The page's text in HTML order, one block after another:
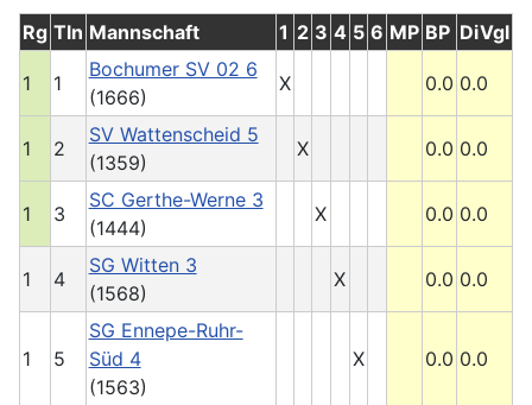
Rg Tln Mannschaft 1 2 3 4 5 6 MP BP DiVgl
1 1
Bochumer SV 02 6
(1666)
X 0.0 0.0
1 2
SV Wattenscheid 5
(1359)
X 0.0 0.0
1 3
SC Gerthe-Werne 3
(1444)
X 0.0 0.0
1 4
SG Witten 3
(1568)
X 0.0 0.0
1 5
SG Ennepe-Ruhr-
Süd 4
(1563)
X 0.0 0.0